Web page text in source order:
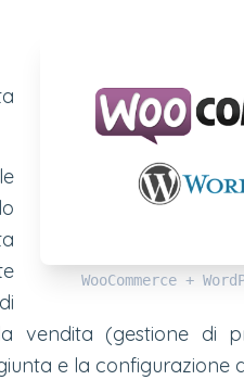
WooCommerce +
vendita (gestione di
e la configurazione